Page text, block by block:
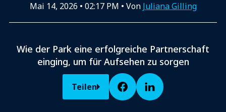
Mai 14, 2026 • 02:17 PM • Von Juliana Gilling
Wie der Park eine erfolgreiche Partnerschaft
einging, um für Aufsehen zu sorgen
Teilen